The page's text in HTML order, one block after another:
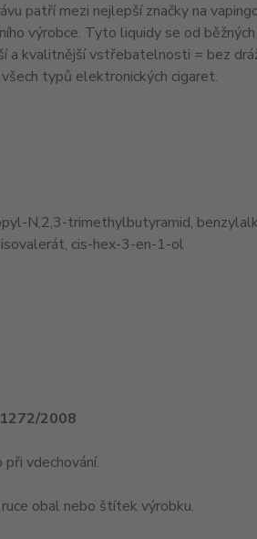
patří mezi nejlepší značky na
výrobce. Tyto liquidy se od
a kvalitnější vstřebatelnosti = bez
typů elektronických cigaret.
N,2,3-trimethylbutyramid,
cis-hex-3-en-1-ol
2008
vdechování.
obal nebo štítek výrobku.